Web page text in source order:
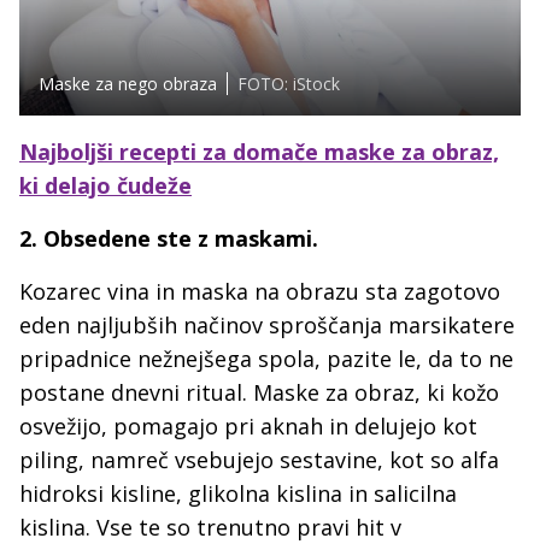
Maske za nego obraza FOTO: iStock
Najboljši recepti za domače maske za obraz,
ki delajo čudeže
2. Obsedene ste z maskami.
Kozarec vina in maska na obrazu sta zagotovo
eden najljubših načinov sproščanja marsikatere
pripadnice nežnejšega spola, pazite le, da to ne
postane dnevni ritual. Maske za obraz, ki kožo
osvežijo, pomagajo pri aknah in delujejo kot
piling, namreč vsebujejo sestavine, kot so alfa
hidroksi kisline, glikolna kislina in salicilna
kislina. Vse te so trenutno pravi hit v